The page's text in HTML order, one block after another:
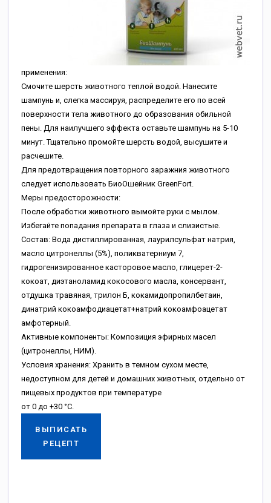
применения:
Смочите шерсть животного теплой водой. Нанесите
шампунь и, слегка массируя, распределите его по всей
поверхности тела животного до образования обильной
пены. Для наилучшего эффекта оставьте шампунь на 5-10
минут. Тщательно промойте шерсть водой, высушите и
расчешите.
Для предотвращения повторного заражния животного
следует использовать БиоОшейник GreenFort.
Меры предосторожности:
После обработки животного вымойте руки с мылом.
Избегайте попадания препарата в глаза и слизистые.
Состав: Вода дистиллированная, лаурилсульфат натрия,
масло цитронеллы (5%), поликватерниум 7,
гидрогенизированное касторовое масло, глицерет-2-
кокоат, диэтаноламид кокосового масла, консервант,
отдушка травяная, трилон Б, кокамидопропилбетаин,
динатрий кокоамфодиацетат+натрий кокоамфоацетат
амфотерный.
Активные компоненты: Композиция эфирных масел
(цитронеллы, НИМ).
Условия хранения: Хранить в темном сухом месте,
недоступном для детей и домашних животных, отдельно от
пищевых продуктов при температуре
от 0 до +30 °C.
ВЫПИСАТЬ
РЕЦЕПТ